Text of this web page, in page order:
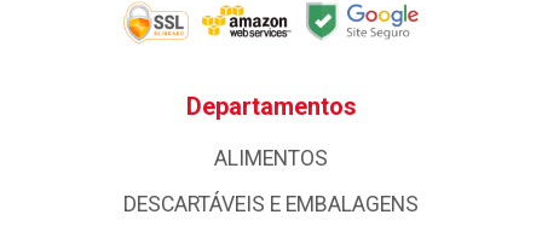
Departamentos
ALIMENTOS
DESCARTÁVEIS E EMBALAGENS